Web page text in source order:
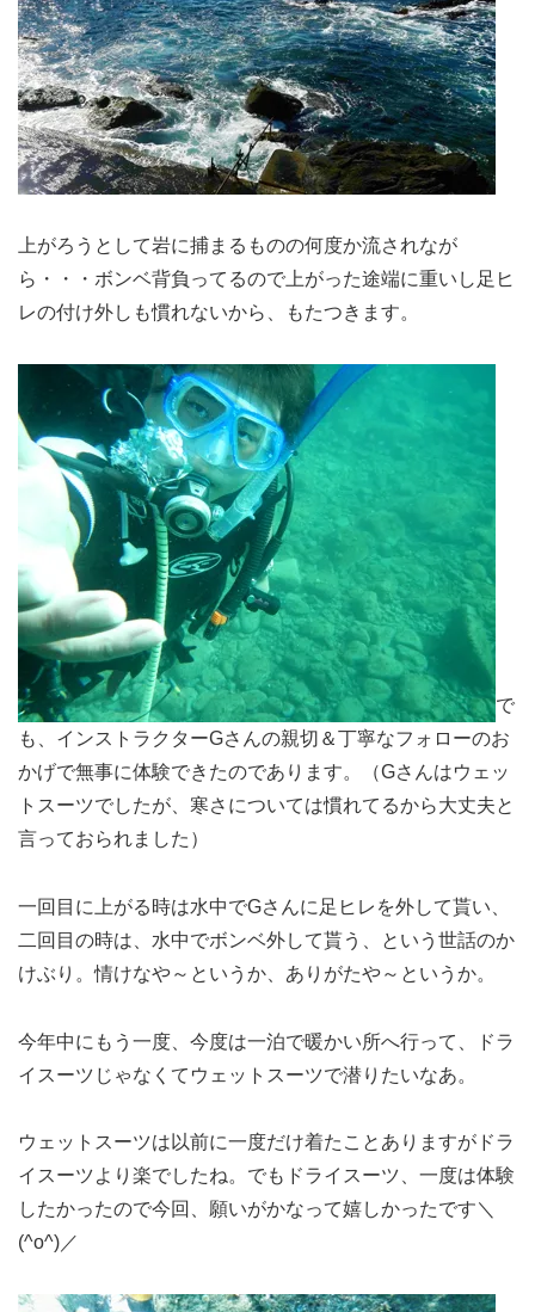
上がろうとして岩に捕まるものの何度か流されなが
ら・・・ボンベ背負ってるので上がった途端に重いし足ヒ
レの付け外しも慣れないから、もたつきます。
で
も、インストラクターGさんの親切＆丁寧なフォローのお
かげで無事に体験できたのであります。（Gさんはウェッ
トスーツでしたが、寒さについては慣れてるから大丈夫と
言っておられました）
一回目に上がる時は水中でGさんに足ヒレを外して貰い、
二回目の時は、水中でボンベ外して貰う、という世話のか
けぶり。情けなや～というか、ありがたや～というか。
今年中にもう一度、今度は一泊で暖かい所へ行って、ドラ
イスーツじゃなくてウェットスーツで潜りたいなあ。
ウェットスーツは以前に一度だけ着たことありますがドラ
イスーツより楽でしたね。でもドライスーツ、一度は体験
したかったので今回、願いがかなって嬉しかったです＼
(^o^)／